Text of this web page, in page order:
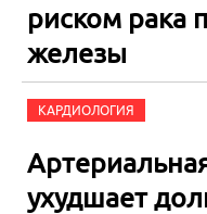
риском рака
железы
КАРДИОЛОГИЯ
ухудшает